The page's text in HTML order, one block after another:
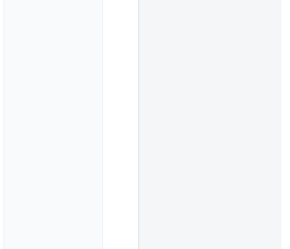
场上的买家实施认证流程,确保供应
些信息?
FOB 价格、最低起订量(MOQ)、
的买家吗?
已升级的供应商可访问买家的联系